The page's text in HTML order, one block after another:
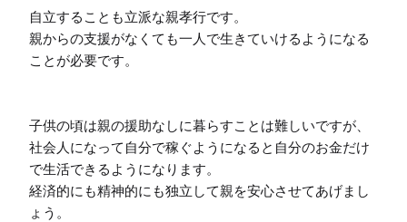
自立することも立派な親孝行です。
親からの支援がなくても一人で生きていけるようになる
ことが必要です。
子供の頃は親の援助なしに暮らすことは難しいですが、
社会人になって自分で稼ぐようになると自分のお金だけ
で生活できるようになります。
経済的にも精神的にも独立して親を安心させてあげまし
ょう。